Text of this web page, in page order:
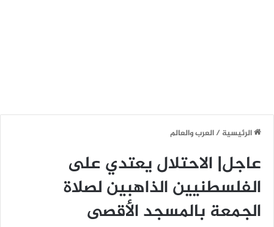
الرئيسية/العرب والعالم
عاجل| الاحتلال يعتدي على
الفلسطنيين الذاهبين لصلاة
الجمعة بالمسجد الأقصى